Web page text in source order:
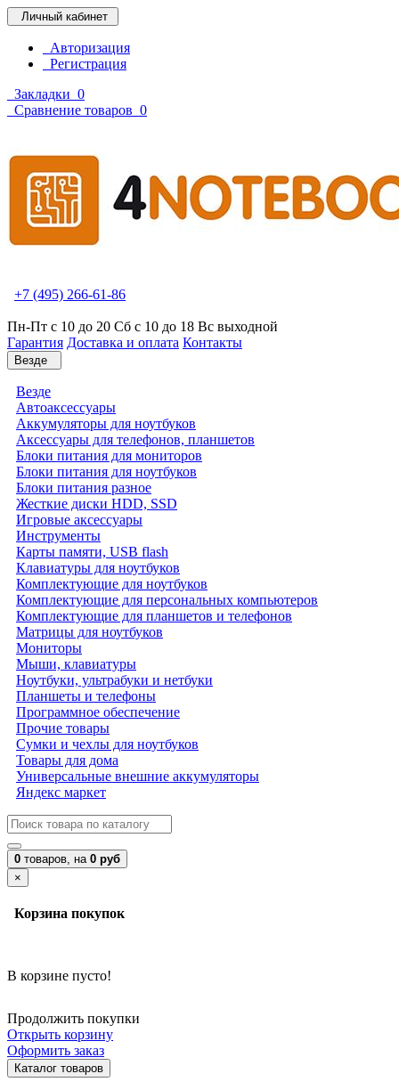
Личный кабинет
Авторизация
Регистрация
Закладки 0
Сравнение товаров 0
+7 (495) 266-61-86
Пн-Пт с 10 до 20 Сб с 10 до 18 Вс выходной
Гарантия Доставка и оплата Контакты
Везде
Везде
Автоаксессуары
Аккумуляторы для ноутбуков
Аксессуары для телефонов, планшетов
Блоки питания для мониторов
Блоки питания для ноутбуков
Блоки питания разное
Жесткие диски HDD, SSD
Игровые аксессуары
Инструменты
Карты памяти, USB flash
Клавиатуры для ноутбуков
Комплектующие для ноутбуков
Комплектующие для персональных компьютеров
Комплектующие для планшетов и телефонов
Матрицы для ноутбуков
Мониторы
Мыши, клавиатуры
Ноутбуки, ультрабуки и нетбуки
Планшеты и телефоны
Программное обеспечение
Прочие товары
Сумки и чехлы для ноутбуков
Товары для дома
Универсальные внешние аккумуляторы
Яндекс маркет
0 товаров, на 0 руб
×
Корзина покупок
В корзине пусто!
Продолжить покупки
Открыть корзину
Оформить заказ
Каталог товаров